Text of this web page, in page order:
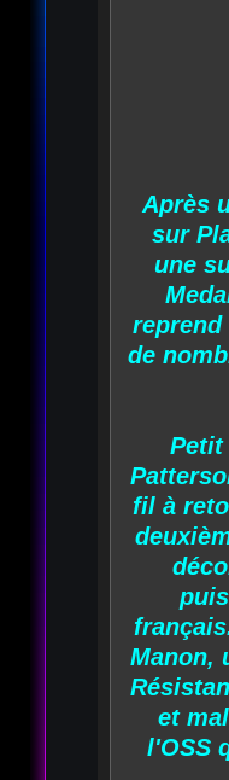
Après
sur
une
de
Petit
fil à
Manon,
et
l'OSS